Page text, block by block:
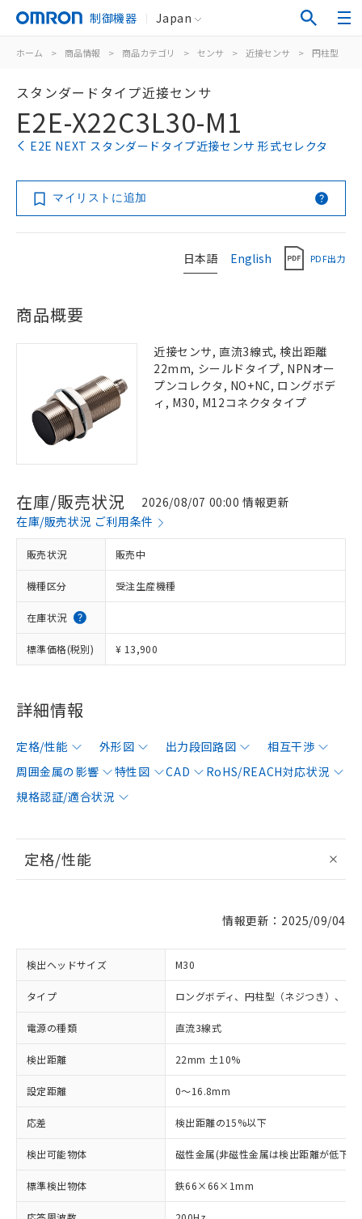
制御機器 Japan
ホーム > 商品情報 > 商品カテゴリ > センサ > 近接センサ > 円柱型
スタンダードタイプ近接センサ
E2E-X22C3L30-M1
E2E NEXT スタンダードタイプ近接センサ 形式セレクタ
マイリストに追加
日本語 English PDF出力
商品概要
近接センサ, 直流3線式, 検出距離
22mm, シールドタイプ, NPNオー
プンコレクタ, NO+NC, ロングボデ
ィ, M30, M12コネクタタイプ
在庫/販売状況
2026/08/07 00:00 情報更新
在庫/販売状況 ご利用条件
販売状況 販売中
機種区分 受注生産機種
在庫状況
標準価格(税別) ¥ 13,900
詳細情報
定格/性能 外形図 出力段回路図
相互干渉
周囲金属の影響
特性図 CAD
RoHS/REACH対応状況
規格認証/適合状況
定格/性能
情報更新：2025/09/04
検出ヘッドサイズ M30
タイプ ロングボディ、円柱型（ネジつき）、シ
電源の種類 直流3線式
検出距離 22mm ±10%
設定距離 0～16.8mm
応差 検出距離の15%以下
検出可能物体 磁性金属(非磁性金属は検出距離が低下し
標準検出物体 鉄66×66×1mm